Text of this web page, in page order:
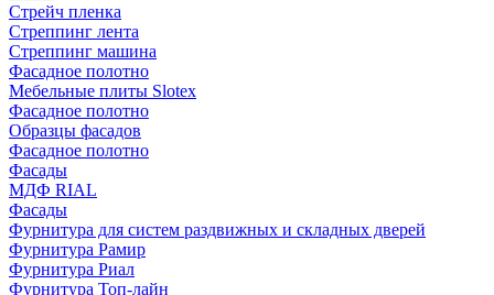
Стрейч пленка
Стреппинг лента
Стреппинг машина
Фасадное полотно
Мебельные плиты Slotex
Фасадное полотно
Образцы фасадов
Фасадное полотно
Фасады
МДФ RIAL
Фасады
Фурнитура для систем раздвижных и складных дверей
Фурнитура Рамир
Фурнитура Риал
Фурнитура Топ-лайн